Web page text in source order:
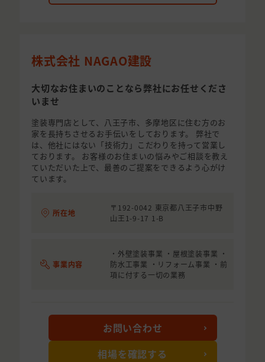
株式会社 NAGAO建設
大切なお住まいのことなら弊社にお任せくださ
いませ
塗装専門店として、八王子市、多摩地区に住む方のお
家を長持ちさせるお手伝いをしております。 弊社で
は、他社にはない「技術力」こだわりを持って営業し
ております。 お客様のお住まいの悩みやご相談を教え
ていただいた上で、最善のご提案をできるよう心がけ
ています。
所在地
〒192-0042 東京都八王子市中野
山王1-9-17 1-B
事業内容
・外壁塗装事業 ・屋根塗装事業 ・
防水工事業 ・リフォーム事業 ・前
項に付する一切の業務
お問い合わせ
相場を確認する